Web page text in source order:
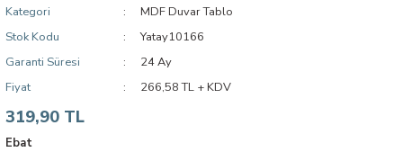
Kategori
MDF Duvar Tablo
Stok Kodu
Yatay10166
Garanti Süresi
24 Ay
Fiyat
266,58 TL + KDV
319,90 TL
Ebat